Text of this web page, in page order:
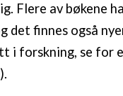
Flere av bøkene
finnes også
i forskning, se for